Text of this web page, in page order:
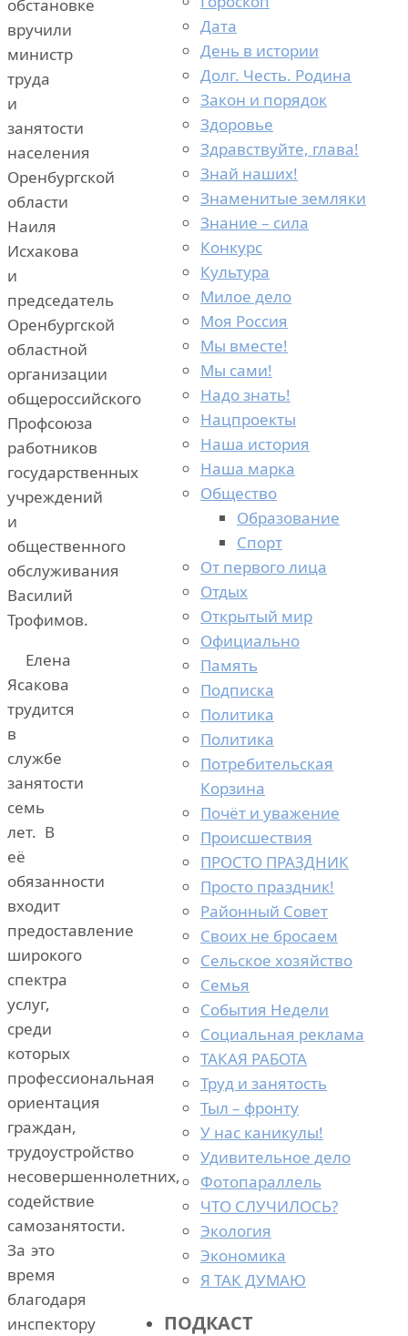
обстановке
вручили
министр
труда
и
занятости
населения
Оренбургской
области
Наиля
Исхакова
и
председатель
Оренбургской
областной
организации
общероссийского
Профсоюза
работников
государственных
учреждений
и
общественного
обслуживания
Василий
Трофимов.
Елена
Ясакова
трудится
в
службе
занятости
семь
лет. В
её
обязанности
входит
предоставление
широкого
спектра
услуг,
среди
которых
профессиональная
ориентация
граждан,
трудоустройство
несовершеннолетних,
содействие
самозанятости.
За это
время
благодаря
инспектору
Дата
День в истории
Долг. Честь. Родина
Закон и порядок
Здоровье
Здравствуйте, глава!
Знай наших!
Знаменитые земляки
Знание – сила
Конкурс
Культура
Милое дело
Моя Россия
Мы вместе!
Мы сами!
Надо знать!
Нацпроекты
Наша история
Наша марка
Общество
Образование
Спорт
От первого лица
Отдых
Открытый мир
Официально
Память
Подписка
Политика
Политика
Потребительская
Корзина
Почёт и уважение
Происшествия
ПРОСТО ПРАЗДНИК
Просто праздник!
Районный Совет
Своих не бросаем
Сельское хозяйство
Семья
События Недели
Социальная реклама
ТАКАЯ РАБОТА
Труд и занятость
Тыл – фронту
У нас каникулы!
Удивительное дело
Фотопараллель
ЧТО СЛУЧИЛОСЬ?
Экология
Экономика
Я ТАК ДУМАЮ
ПОДКАСТ